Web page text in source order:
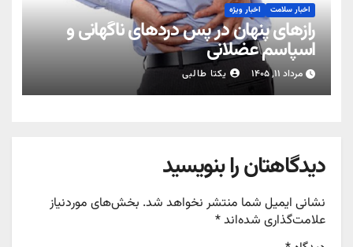
اخبار سلامت اخبار ویژه
رازهای پنهان در پس دردهای ناگهانی و
اسپاسم عضلانی
مرداد ۱۱, ۱۴۰۵ یکتا طالبی
دیدگاهتان را بنویسید
نشانی ایمیل شما منتشر نخواهد شد. بخش‌های موردنیاز
علامت‌گذاری شده‌اند*